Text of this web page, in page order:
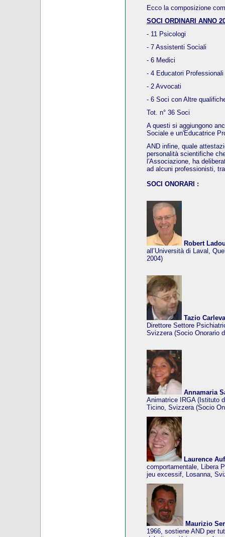
Ecco la composizione
SOCI ORDINARI ANNO
- 11 Psicologi
- 7 Assistenti Sociali
- 6 Medici
- 4 Educatori Professionali
- 2 Avvocati
- 6 Soci con Altre
Tot. n° 36 Soci
A questi si aggiungono
Sociale e un'Educatrice
AND infine, quale
personalità scientifiche
l'Associazione, ha
ad alcuni professionisti,
SOCI ONORARI :
Robert
all’Università di Laval,
2004)
Tazio
Direttore Settore
Svizzera (Socio Onorario
Annamaria
Animatrice IRGA (Istituto
Ticino, Svizzera (Socio
Laurence
comportamentale, Libera
jeu excessif, Losanna,
Maurizio
1966, sostiene AND per